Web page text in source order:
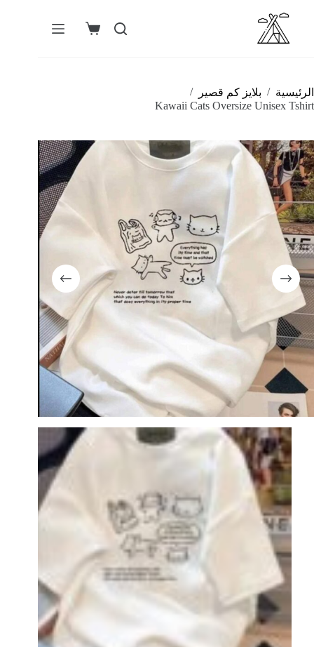
المحتوى
عربة
الرئيسية / بلايز كم قصير
/
Kawaii Cats Oversize Unisex Tshirt